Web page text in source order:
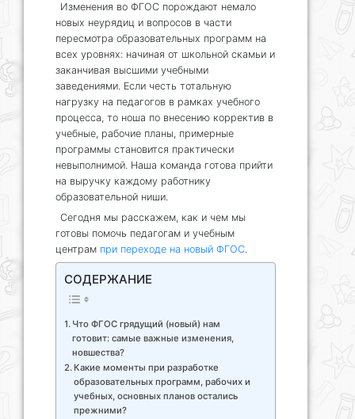
Изменения во ФГОС порождают немало
новых неурядиц и вопросов в части
пересмотра образовательных программ на
всех уровнях: начиная от школьной скамьи и
заканчивая высшими учебными
заведениями. Если честь тотальную
нагрузку на педагогов в рамках учебного
процесса, то ноша по внесению корректив в
учебные, рабочие планы, примерные
программы становится практически
невыполнимой. Наша команда готова прийти
на выручку каждому работнику
образовательной ниши.
Сегодня мы расскажем, как и чем мы
готовы помочь педагогам и учебным
центрам при переходе на новый ФГОС.
СОДЕРЖАНИЕ
Что ФГОС грядущий (новый) нам
готовит: самые важные изменения,
новшества?
Какие моменты при разработке
образовательных программ, рабочих и
учебных, основных планов остались
прежними?